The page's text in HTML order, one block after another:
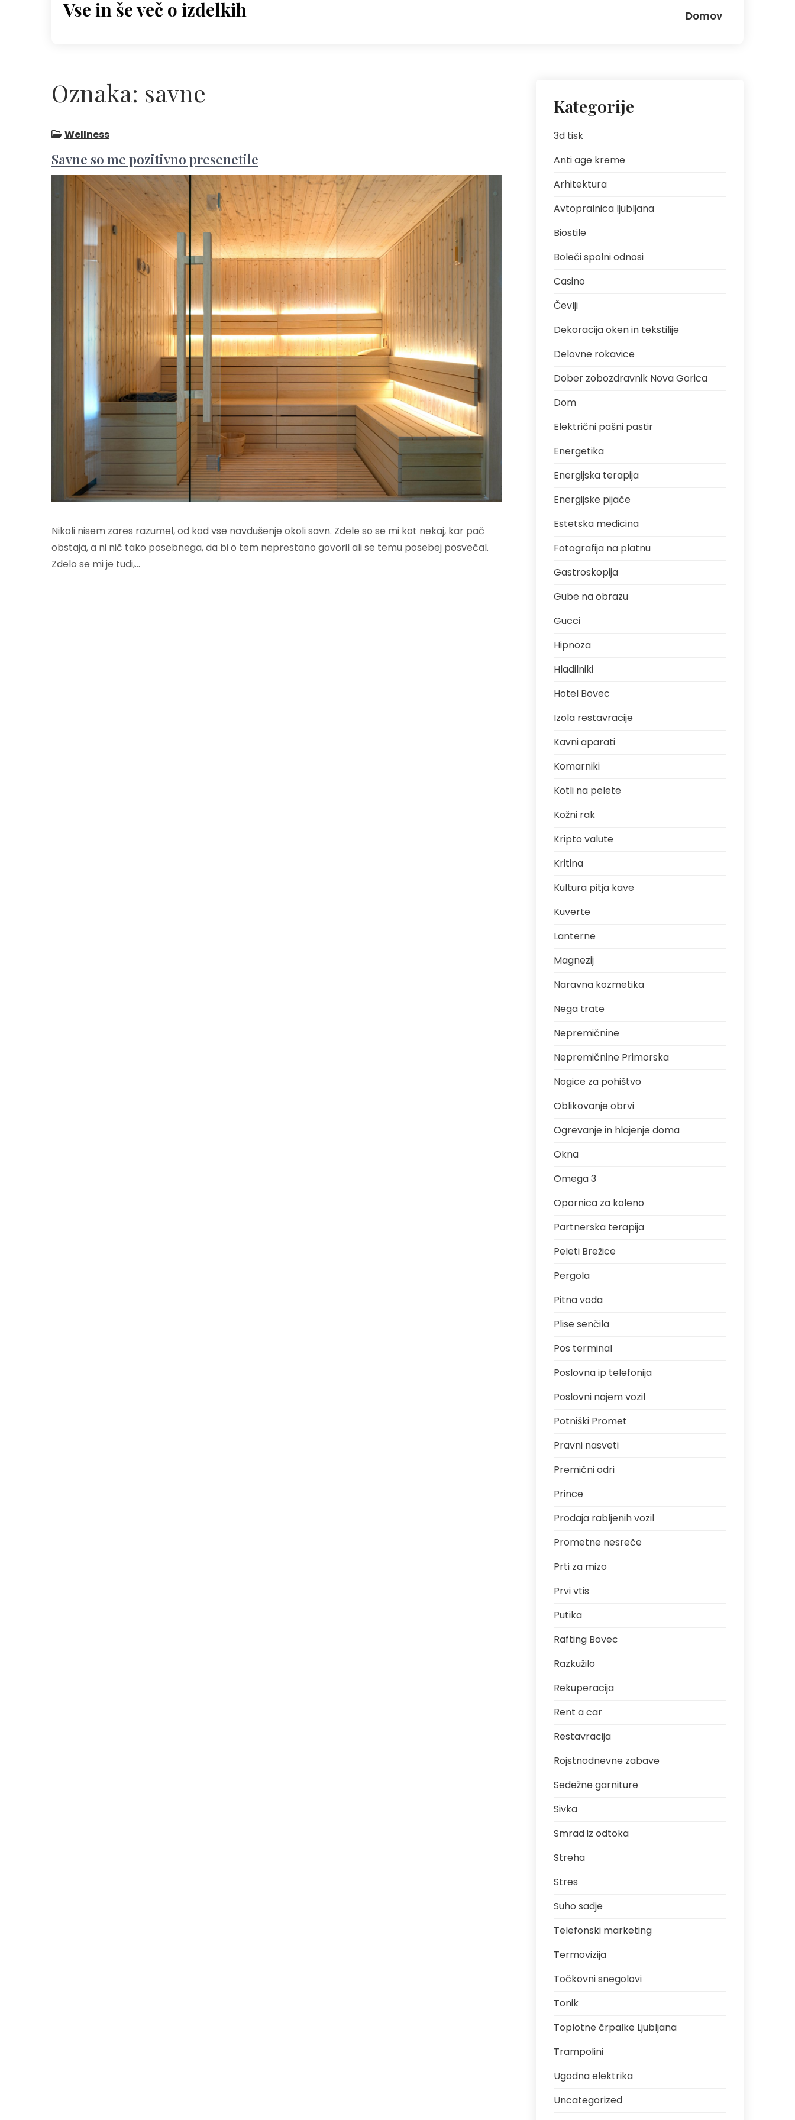
Vse in še več o izdelkih Domov
Oznaka: savne
Wellness
Savne so me pozitivno presenetile
Nikoli nisem zares razumel, od kod vse navdušenje okoli savn. Zdele so se mi kot nekaj, kar pač
obstaja, a ni nič tako posebnega, da bi o tem neprestano govoril ali se temu posebej posvečal.
Zdelo se mi je tudi,…
Kategorije
3d tisk
Anti age kreme
Arhitektura
Avtopralnica ljubljana
Biostile
Boleči spolni odnosi
Casino
Čevlji
Dekoracija oken in tekstilije
Delovne rokavice
Dober zobozdravnik Nova Gorica
Dom
Električni pašni pastir
Energetika
Energijska terapija
Energijske pijače
Estetska medicina
Fotografija na platnu
Gastroskopija
Gube na obrazu
Gucci
Hipnoza
Hladilniki
Hotel Bovec
Izola restavracije
Kavni aparati
Komarniki
Kotli na pelete
Kožni rak
Kripto valute
Kritina
Kultura pitja kave
Kuverte
Lanterne
Magnezij
Naravna kozmetika
Nega trate
Nepremičnine
Nepremičnine Primorska
Nogice za pohištvo
Oblikovanje obrvi
Ogrevanje in hlajenje doma
Okna
Omega 3
Opornica za koleno
Partnerska terapija
Peleti Brežice
Pergola
Pitna voda
Plise senčila
Pos terminal
Poslovna ip telefonija
Poslovni najem vozil
Potniški Promet
Pravni nasveti
Premični odri
Prince
Prodaja rabljenih vozil
Prometne nesreče
Prti za mizo
Prvi vtis
Putika
Rafting Bovec
Razkužilo
Rekuperacija
Rent a car
Restavracija
Rojstnodnevne zabave
Sedežne garniture
Sivka
Smrad iz odtoka
Streha
Stres
Suho sadje
Telefonski marketing
Termovizija
Točkovni snegolovi
Tonik
Toplotne črpalke Ljubljana
Trampolini
Ugodna elektrika
Uncategorized